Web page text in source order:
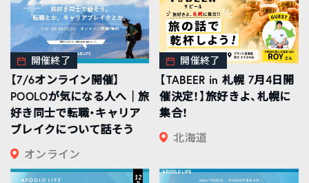
開催終了
【7/6オンライン開催】
POOLOが気になる人へ｜旅
好き同士で転職・キャリア
ブレイクについて話そう
オンライン
開催終了
【TABEER in 札幌 7月4日開
催決定！】旅好きよ、札幌に
集合！
北海道